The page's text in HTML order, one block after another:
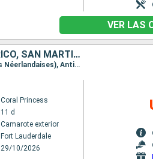
VER LAS
ESTADOS UNIDOS, BAHAMAS, REPÚBLICA DOMINICANA, PUERTO RICO, SAN MARTÍN, ANTIGUA Y BARBUDA
Itinerario : Fort Lauderdale, Princess Cays, Amber Cove, San Juan, Saint Martin (Antilles Néerlandaises), Antigua, South Friar's beach, Fort Lauderdale
Coral Princess
11 d
Camarote exterior
Fort Lauderdale
29/10/2026